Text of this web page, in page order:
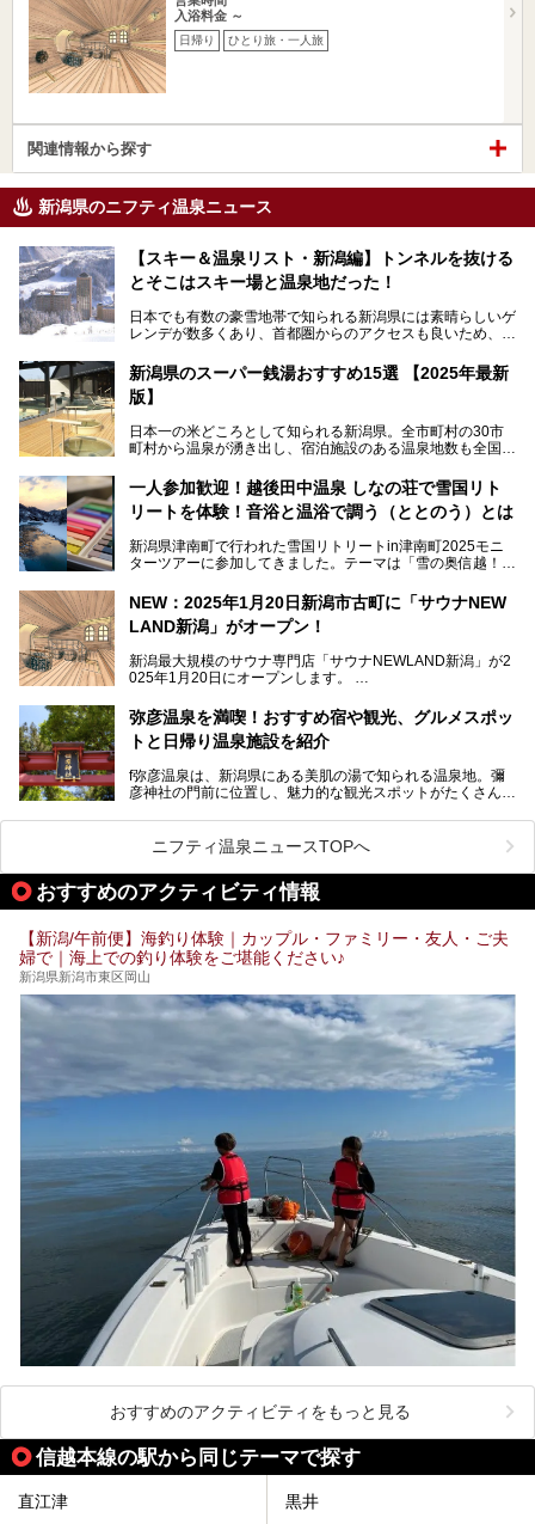
入浴料金 ～
日帰り ひとり旅・一人旅
関連情報から探す
新潟県のニフティ温泉ニュース
【スキー＆温泉リスト・新潟編】トンネルを抜ける
とそこはスキー場と温泉地だった！
日本でも有数の豪雪地帯で知られる新潟県には素晴らしいゲ
レンデが数多くあり、首都圏からのアクセスも良いため、関
た全域にわたって月岡、赤倉、松之山、燕、妙高、岩室など
など、古くは文豪にも愛された歴史ある老舗温泉地が多いこ
とで知られています。
めに訪れたい、新潟県内にあるスキー場そばの温泉地をまと
めました。
新潟県のスーパー銭湯おすすめ15選 【2025年最新
版】
日本一の米どころとして知られる新潟県。全市町村の30市
町村から温泉が湧き出し、宿泊施設のある温泉地数も全国有
温泉が利用ができる宿泊施設も多く、スーパー銭湯も多彩な
サービスを提供する施設がいろいろ。
観光やレジャーに温泉を組み合わせれば、旅はさらに充実し
します。
一人参加歓迎！越後田中温泉 しなの荘で雪国リト
リートを体験！音浴と温浴で調う（ととのう）とは
新潟県津南町で行われた雪国リトリートin津南町2025モニ
ターツアーに参加してきました。テーマは「雪の奥信越！音
温泉ライターとして「温浴」は頻繁に体験していますが、
「音浴」とは果たしてどんな体験なのでしょう？とても気に
なお、宿泊した温泉は日帰り入浴もできる秘湯「越後田中温
泉 しなの荘」です。こちらについても詳しく紹介します。
提供元：一般社団法人 雪国観光舎【PR】
す。
NEW：2025年1月20日新潟市古町に「サウナNEW
LAND新潟」がオープン！
新潟最大規模のサウナ専門店「サウナNEWLAND新潟」が2
025年1月20日にオープンします。
街に再び笑顔と賑わいを取り戻し、新たなランドマークとし
て地域活性化を目指します。
サウナ室のテーマは「海賊船」‥⁉ ユニークなサウナ室を
弥彦温泉を満喫！おすすめ宿や観光、グルメスポッ
トと日帰り温泉施設を紹介
f弥彦温泉は、新潟県にある美肌の湯で知られる温泉地。彌
彦神社の門前に位置し、魅力的な観光スポットがたくさんあ
この記事では、弥彦温泉の宿泊に最適なおすすめ宿や、日帰
り施設、グルメスポット、弥彦の自然を堪能できる観光スポ
ットをご紹介します。初めての弥彦温泉旅行を計画している
方に向けて、弥彦温泉の魅力を存分にお伝えしますので、ぜ
ひ参考にしてみてくださいね！
ニフティ温泉ニュースTOPへ
おすすめのアクティビティ情報
【新潟/午前便】海釣り体験｜カップル・ファミリー・友人・ご夫
婦で｜海上での釣り体験をご堪能ください♪
新潟県新潟市東区岡山
おすすめのアクティビティをもっと見る
信越本線の駅から同じテーマで探す
直江津 黒井